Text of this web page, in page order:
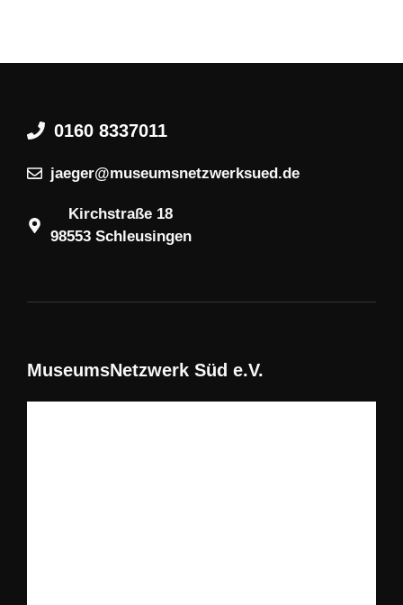
0160 8337011
jaeger@museumsnetzwerksued.de
Kirchstraße 18
98553 Schleusingen
MuseumsNetzwerk Süd e.V.